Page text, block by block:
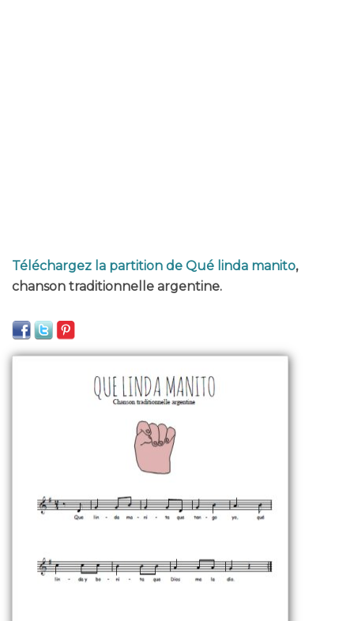
Téléchargez la partition de Qué linda manito,
chanson traditionnelle argentine.